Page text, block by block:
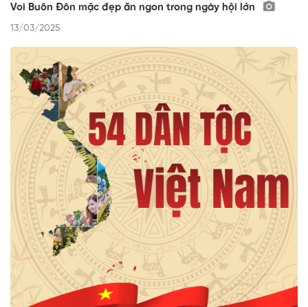
Voi Buôn Đôn mặc đẹp ăn ngon trong ngày hội lớn
13/03/2025